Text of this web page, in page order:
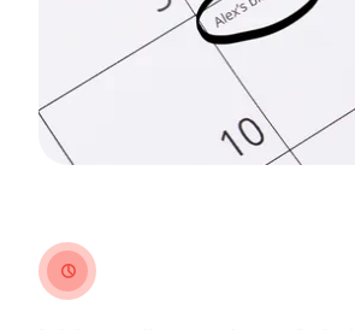
clock